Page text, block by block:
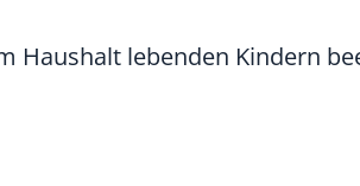
Haushalt lebenden Kindern